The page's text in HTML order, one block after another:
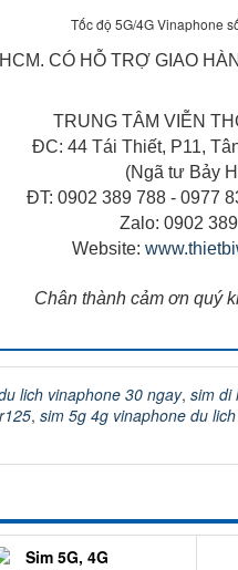
Tốc độ 5G/4G Vinaphone
CÓ HỖ TRỢ GIAO
TRUNG TÂM VIỄN
ĐC: 44 Tái Thiết, P11,
(Ngã tư Bảy
ĐT: 0902 389 788 - 0977
Zalo: 0902
Website:
Chân thành cảm ơn quý
lich vinaphone 30 ngay, sim di
, sim 5g 4g vinaphone du